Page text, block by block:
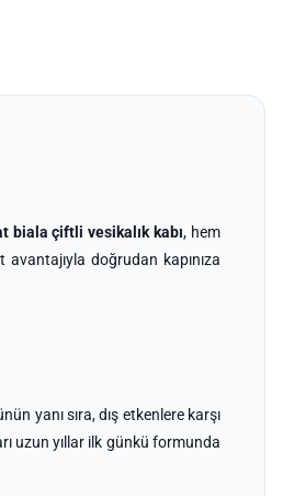
biala çiftli vesikalık kabı, hem
doğrudan kapınıza
yanı sıra, dış etkenlere karşı
uzun yıllar ilk günkü formunda